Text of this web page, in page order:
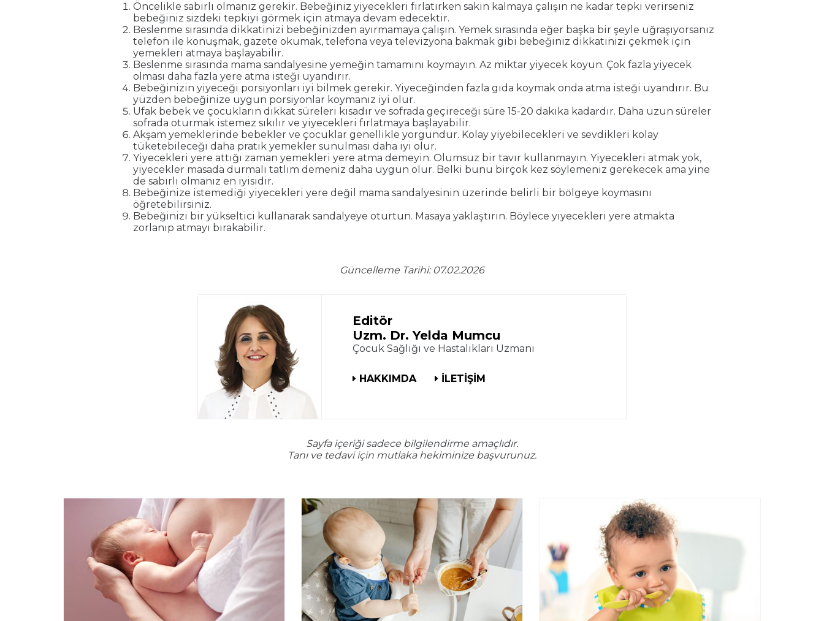
Öncelikle sabırlı olmanız gerekir. Bebeğiniz yiyecekleri fırlatırken sakin kalmaya çalışın ne kadar tepki verirseniz
bebeğiniz sizdeki tepkiyi görmek için atmaya devam edecektir.
Beslenme sırasında dikkatinizi bebeğinizden ayırmamaya çalışın. Yemek sırasında eğer başka bir şeyle uğraşıyorsanız
telefon ile konuşmak, gazete okumak, telefona veya televizyona bakmak gibi bebeğiniz dikkatinizi çekmek için
yemekleri atmaya başlayabilir.
Beslenme sırasında mama sandalyesine yemeğin tamamını koymayın. Az miktar yiyecek koyun. Çok fazla yiyecek
olması daha fazla yere atma isteği uyandırır.
Bebeğinizin yiyeceği porsiyonları iyi bilmek gerekir. Yiyeceğinden fazla gıda koymak onda atma isteği uyandırır. Bu
yüzden bebeğinize uygun porsiyonlar koymanız iyi olur.
Ufak bebek ve çocukların dikkat süreleri kısadır ve sofrada geçireceği süre 15-20 dakika kadardır. Daha uzun süreler
sofrada oturmak istemez sıkılır ve yiyecekleri fırlatmaya başlayabilir.
Akşam yemeklerinde bebekler ve çocuklar genellikle yorgundur. Kolay yiyebilecekleri ve sevdikleri kolay
tüketebileceği daha pratik yemekler sunulması daha iyi olur.
Yiyecekleri yere attığı zaman yemekleri yere atma demeyin. Olumsuz bir tavır kullanmayın. Yiyecekleri atmak yok,
yiyecekler masada durmalı tatlım demeniz daha uygun olur. Belki bunu birçok kez söylemeniz gerekecek ama yine
de sabırlı olmanız en iyisidir.
Bebeğinize istemediği yiyecekleri yere değil mama sandalyesinin üzerinde belirli bir bölgeye koymasını
öğretebilirsiniz.
Bebeğinizi bir yükseltici kullanarak sandalyeye oturtun. Masaya yaklaştırın. Böylece yiyecekleri yere atmakta
zorlanıp atmayı bırakabilir.
Güncelleme Tarihi: 07.02.2026
Editör
Uzm. Dr. Yelda Mumcu
Çocuk Sağlığı ve Hastalıkları Uzmanı
HAKKIMDA İLETİŞİM
Sayfa içeriği sadece bilgilendirme amaçlıdır.
Tanı ve tedavi için mutlaka hekiminize başvurunuz.